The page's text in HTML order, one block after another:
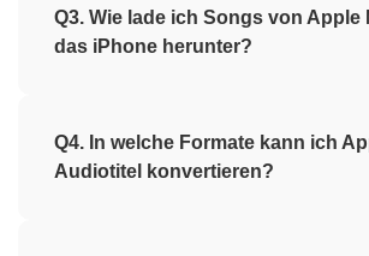
Q3. Wie lade ich Songs von Apple
das iPhone herunter?
Q4. In welche Formate kann ich
Audiotitel konvertieren?